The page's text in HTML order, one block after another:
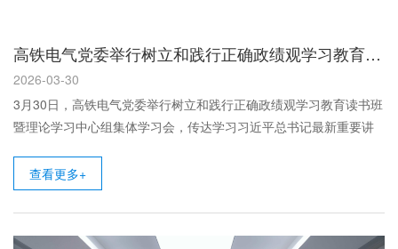
高铁电气党委举行树立和践行正确政绩观学习教育读书班暨理论学习中心组集体学习会
2026-03-30
3月30日，高铁电气党委举行树立和践行正确政绩观学习教育读书班
暨理论学习中心组集体学习会，传达学习习近平总书记最新重要讲
查看更多+